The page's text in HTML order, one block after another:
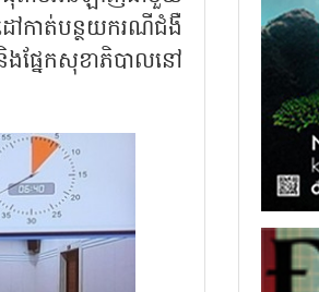
ៅកាត់បន្ថយករណីជំងឺ
ងផ្នែកសុខាភិបាលនៅ